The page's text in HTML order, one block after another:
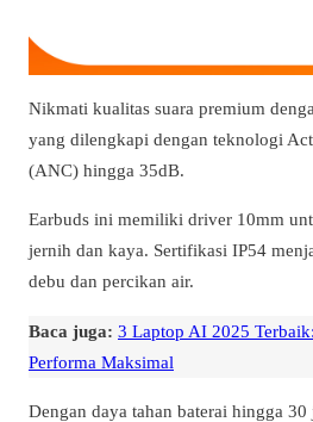
Nikmati kualitas suara premium
yang dilengkapi dengan teknologi
(ANC) hingga 35dB.
Earbuds ini memiliki driver 10mm
jernih dan kaya. Sertifikasi IP54
debu dan percikan air.
Baca juga: 3 Laptop AI 2025
Performa Maksimal
Dengan daya tahan baterai hingga 30